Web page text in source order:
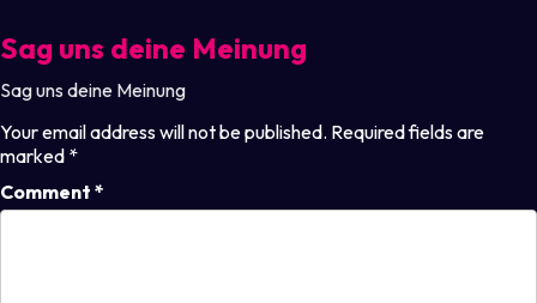
Sag uns deine Meinung
Sag uns deine Meinung
Your email address will not be published. Required fields are
marked *
Comment *